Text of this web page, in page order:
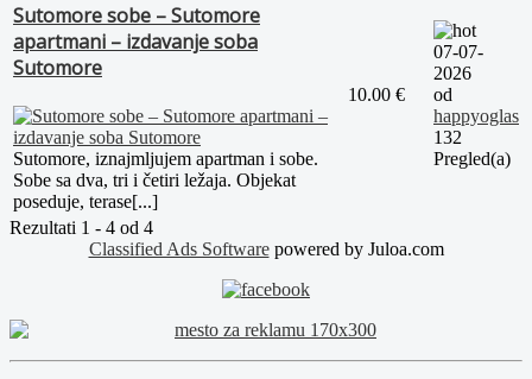
Sutomore sobe – Sutomore
apartmani – izdavanje soba
Sutomore
Sutomore, iznajmljujem apartman i sobe.
Sobe sa dva, tri i četiri ležaja. Objekat
poseduje, terase[...]
10.00 €
07-07-
2026
od
happyoglas
132
Pregled(a)
Rezultati 1 - 4 od 4
Classified Ads Softwarepowered by Juloa.com